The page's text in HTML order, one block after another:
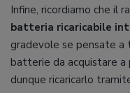
Infine, ricordiamo che il
batteria ricaricabile
gradevole se pensate
batterie da acquistare a
dunque ricaricarlo